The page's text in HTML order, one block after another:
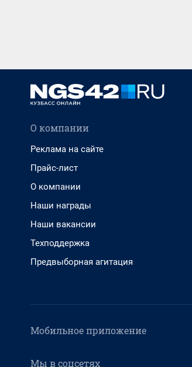
О компании
Реклама на сайте
Прайс-лист
О компании
Наши награды
Наши вакансии
Техподдержка
Предвыборная агитация
Мобильное приложение
Мы в соцсетях